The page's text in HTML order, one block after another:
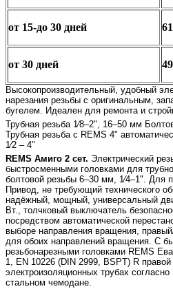
от 15-до 30 дней
от 30 дней
Высокопроизводительный, удобный
нарезания резьбы с оригинальным,
бугелем. Идеален для ремонта и
Трубная резьба 1⁄8–2", 16–50 мм
Трубная резьба с REMS 4"
1⁄2 – 4"
REMS Амиго 2 сет. Электрический
быстросменными головками для
болтовой резьбы 6–30 мм, 1⁄4–1". Для
Привод, не требующий технического
надёжный, мощный, универсальный
Вт., толчковый выключатель
посредством автоматической
выборе направления вращения,
для обоих направлений вращения. С
резьбонарезными головками REMS
1, EN 10226 (DIN 2999, BSPT) R
электроизоляционных трубах
стальном чемодане.